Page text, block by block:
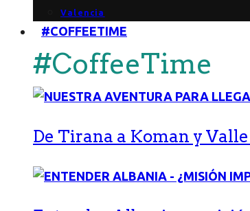
Valencia
#COFFEETIME
#CoffeeTime
De Tirana a Koman y